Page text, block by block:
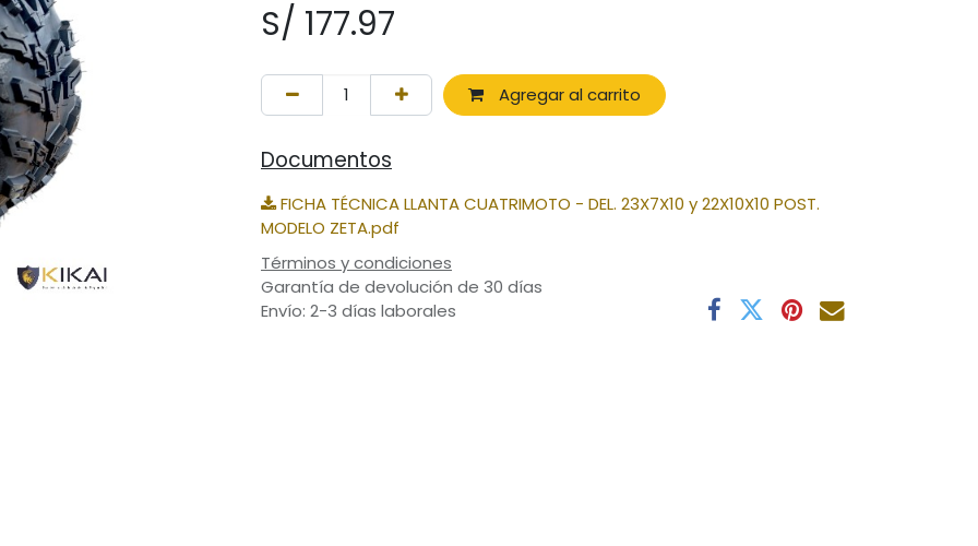
S/ 177.97
Agregar al carrito
Documentos
FICHA TÉCNICA LLANTA CUATRIMOTO - DEL. 23X7X10 y 22X10X10 POST.
MODELO ZETA.pdf
Términos y condiciones
Garantía de devolución de 30 días
Envío: 2-3 días laborales